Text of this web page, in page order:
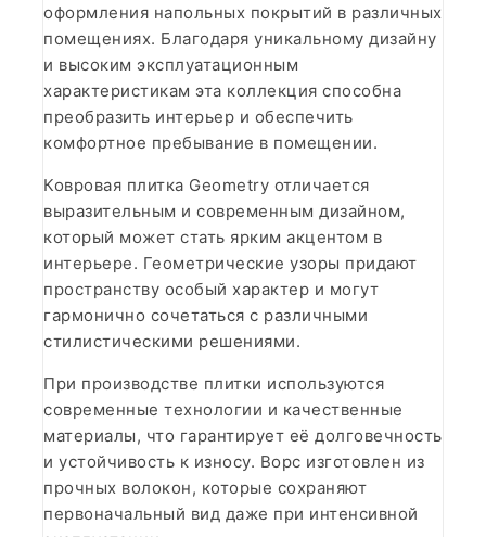
оформления напольных покрытий в различных
помещениях. Благодаря уникальному дизайну
и высоким эксплуатационным
характеристикам эта коллекция способна
преобразить интерьер и обеспечить
комфортное пребывание в помещении.
Ковровая плитка Geometry отличается
выразительным и современным дизайном,
который может стать ярким акцентом в
интерьере. Геометрические узоры придают
пространству особый характер и могут
гармонично сочетаться с различными
стилистическими решениями.
При производстве плитки используются
современные технологии и качественные
материалы, что гарантирует её долговечность
и устойчивость к износу. Ворс изготовлен из
прочных волокон, которые сохраняют
первоначальный вид даже при интенсивной